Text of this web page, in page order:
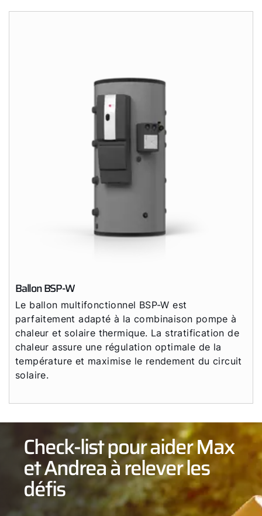
Ballon BSP-W
Le ballon multifonctionnel BSP-W est
parfaitement adapté à la combinaison pompe à
chaleur et solaire thermique. La stratification de
chaleur assure une régulation optimale de la
température et maximise le rendement du circuit
solaire.
Check-list pour aider Max
et Andrea à relever les
défis